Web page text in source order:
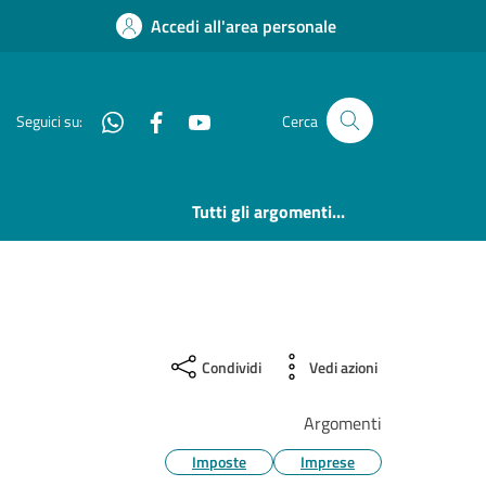
Accedi all'area personale
Seguici su: WhatsappFacebook Cerca
Tutti gli argomenti...
Condividi Vedi azioni
Argomenti
Imposte
Imprese